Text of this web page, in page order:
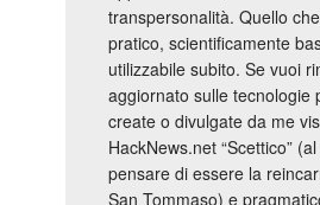
transpersonalità. Quello
pratico, scientificamente
utilizzabile subito. Se vuoi
aggiornato sulle tecnologie
create o divulgate da me
HackNews.net “Scettico”
pensare di essere la
San Tommaso) e